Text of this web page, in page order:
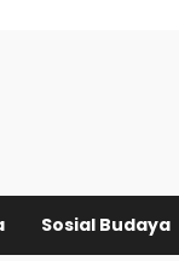
Sosial Budaya